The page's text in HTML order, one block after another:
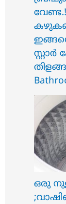
ഒരു